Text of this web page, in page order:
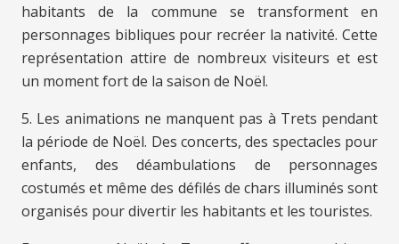
habitants de la commune se transforment en
personnages bibliques pour recréer la nativité. Cette
représentation attire de nombreux visiteurs et est
un moment fort de la saison de Noël.
5. Les animations ne manquent pas à Trets pendant
la période de Noël. Des concerts, des spectacles pour
enfants, des déambulations de personnages
costumés et même des défilés de chars illuminés sont
organisés pour divertir les habitants et les touristes.